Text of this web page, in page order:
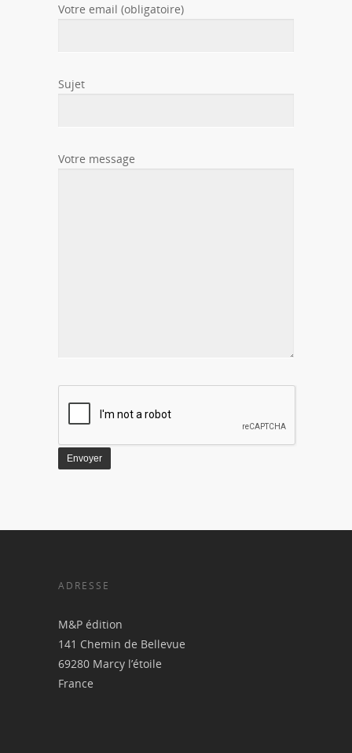
Votre email (obligatoire)
Sujet
Votre message
ADRESSE
M&P édition
141 Chemin de Bellevue
69280 Marcy l’étoile
France